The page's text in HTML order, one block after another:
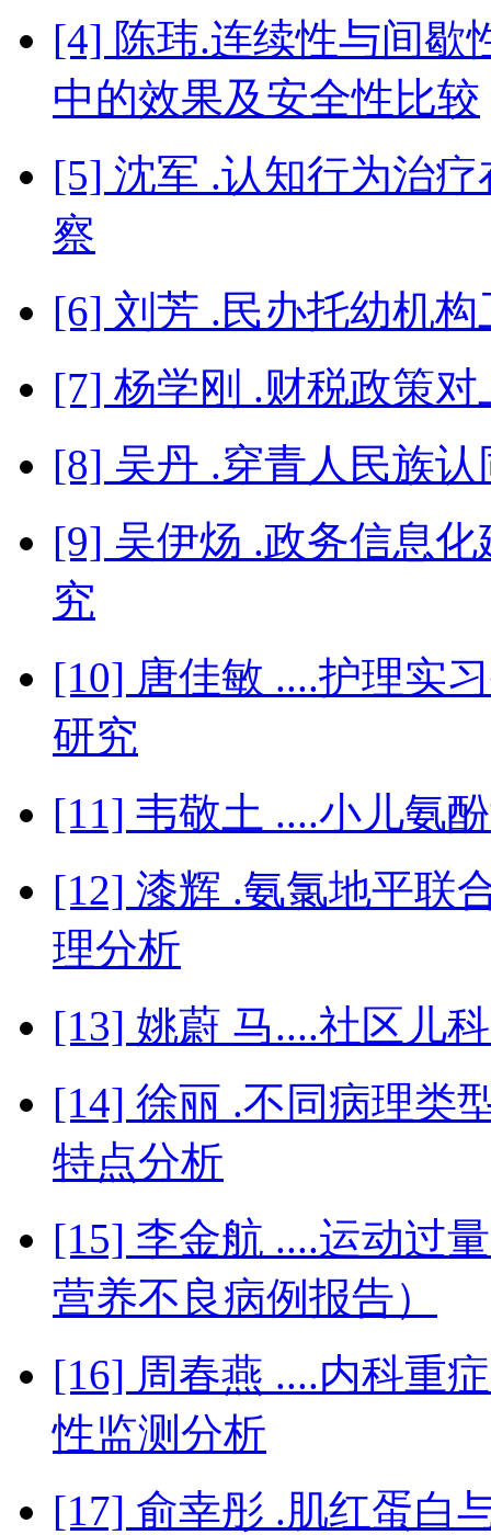
[4] 陈玮.连续性与间歇
中的效果及安全性比较
[5] 沈军 .认知行为治
察
[6] 刘芳 .民办托幼机
[7] 杨学刚 .财税政策
[8] 吴丹 .穿青人民族
[9] 吴伊炀 .政务信息
究
[10] 唐佳敏 ....护理实
研究
[11] 韦敬土 ....小儿氨
[12] 漆辉 .氨氯地平联
理分析
[13] 姚蔚 马....社区儿
[14] 徐丽 .不同病理类
特点分析
[15] 李金航 ....运动过
营养不良病例报告）
[16] 周春燕 ....内科重
性监测分析
[17] 俞幸彤 .肌红蛋白